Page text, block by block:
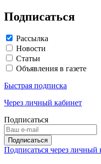
Подписаться
Рассылка
Новости
Статьи
Объявления в газете
Быстрая подписка
Через личный кабинет
Подписаться
Подписаться через личный